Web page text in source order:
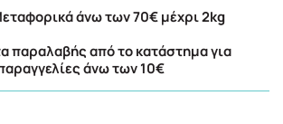
άνω των 70€ μέχρι 2kg
παραλαβής από το κατάστημα για
άνω των 10€